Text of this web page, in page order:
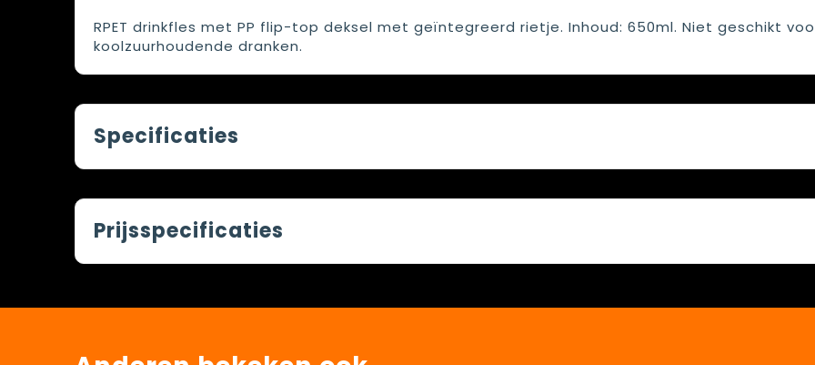
RPET drinkfles met PP flip-top deksel met geïntegreerd rietje. Inhoud: 650ml. Niet geschikt
koolzuurhoudende dranken.
Specificaties
Prijsspecificaties